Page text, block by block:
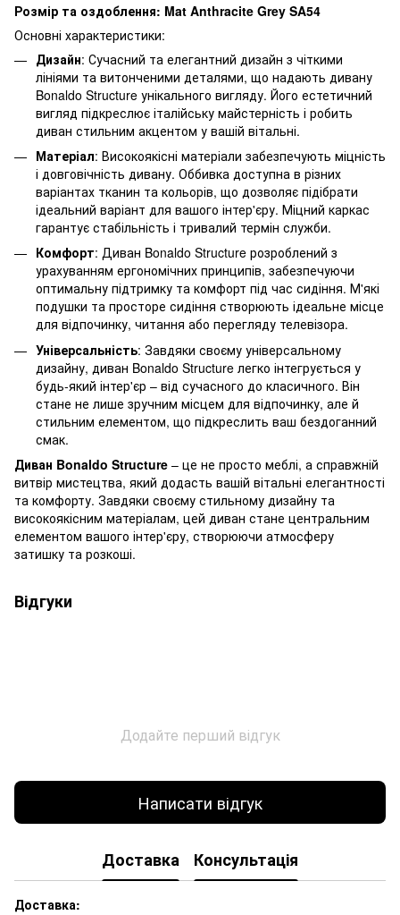
Розмір та оздоблення: Mat Anthracite Grey SA54
Основні характеристики:
Дизайн: Сучасний та елегантний дизайн з чіткими
лініями та витонченими деталями, що надають дивану
Bonaldo Structure унікального вигляду. Його естетичний
вигляд підкреслює італійську майстерність і робить
диван стильним акцентом у вашій вітальні.
Матеріал: Високоякісні матеріали забезпечують міцність
і довговічність дивану. Оббивка доступна в різних
варіантах тканин та кольорів, що дозволяє підібрати
ідеальний варіант для вашого інтер'єру. Міцний каркас
гарантує стабільність і тривалий термін служби.
Комфорт: Диван Bonaldo Structure розроблений з
урахуванням ергономічних принципів, забезпечуючи
оптимальну підтримку та комфорт під час сидіння. М'які
подушки та просторе сидіння створюють ідеальне місце
для відпочинку, читання або перегляду телевізора.
Універсальність: Завдяки своєму універсальному
дизайну, диван Bonaldo Structure легко інтегрується у
будь-який інтер'єр – від сучасного до класичного. Він
стане не лише зручним місцем для відпочинку, але й
стильним елементом, що підкреслить ваш бездоганний
смак.
Диван Bonaldo Structure – це не просто меблі, а справжній
витвір мистецтва, який додасть вашій вітальні елегантності
та комфорту. Завдяки своєму стильному дизайну та
високоякісним матеріалам, цей диван стане центральним
елементом вашого інтер'єру, створюючи атмосферу
затишку та розкоші.
Відгуки
Додайте перший відгук
Написати відгук
Доставка Консультація
Доставка: